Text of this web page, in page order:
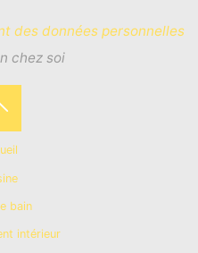
des données personnelles
chez soi
bain
intérieur
Top